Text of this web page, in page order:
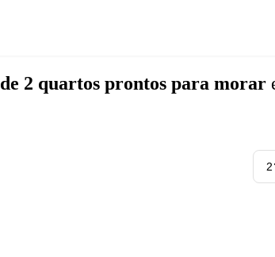
de 2 quartos prontos para morar
2